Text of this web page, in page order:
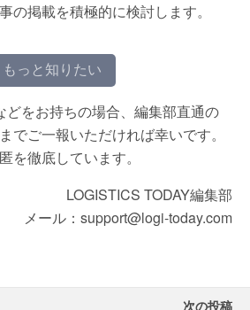
の掲載を積極的に検討します。
もっと知りたい
どをお持ちの場合、編集部直通の
でご一報いただければ幸いです。
を徹底しています。
LOGISTICS TODAY編集部
メール：support@logi-today.com
次の投稿